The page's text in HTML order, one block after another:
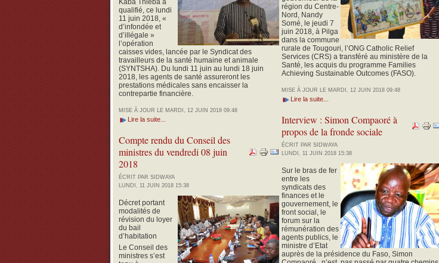
Kaba Thieba a
qualifié, ce lundi
11 juin 2018, «
d’infondée et
d’illégale »
l’opération
caisses vides, lancée par le Syndicat des
travailleurs de la santé humaine et animale
(SYNTSHA). Du lundi 11 juin au lundi 18 juin
2018, les agents de santé assureront les
prestations médicales sans encaisser la
contrepartie financière.
MISE À JOUR LE MARDI, 12 JUIN 2018 09:48
Lire la suite...
Compte rendu du Conseil des
ministres du vendredi 08 juin
2018
ÉCRIT PAR SIDWAYA
LUNDI, 11 JUIN 2018 15:38
Décret portant
modalités de
révision du loyer
du bail
d’habitation
Le Conseil des
ministres s’est
région du Centre-
Nord, Nandy
Somé, le jeudi 7
juin 2018, à Pilga
dans la commune
rurale de Tougouri, l’ONG Catholic Relief
Services (CRS) a transféré au ministère de la
Santé, les acquis du programme Families
Achieving Sustainable Outcomes (FASO).
MISE À JOUR LE MARDI, 12 JUIN 2018 09:48
Lire la suite...
Interview : Simon Compaoré à
propos de la fronde sociale
ÉCRIT PAR SIDWAYA
LUNDI, 11 JUIN 2018 15:38
Sur le bras de fer
entre les
syndicats des
finances et le
gouvernement, le
front social, le
forum sur la
rémunération des
agents publics, le
ministre d’Etat
auprès de la présidence du Faso, Simon